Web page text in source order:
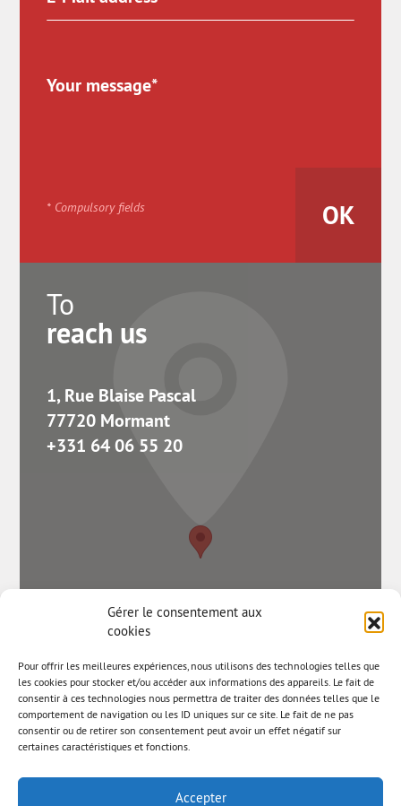
Gérer le consentement aux
cookies
Pour offrir les meilleures expériences, nous utilisons des technologies telles que
les cookies pour stocker et/ou accéder aux informations des appareils. Le fait de
consentir à ces technologies nous permettra de traiter des données telles que le
comportement de navigation ou les ID uniques sur ce site. Le fait de ne pas
consentir ou de retirer son consentement peut avoir un effet négatif sur
certaines caractéristiques et fonctions.
Accepter
* Compulsory fields
To
reach us
1, Rue Blaise Pascal
77720 Mormant
+331 64 06 55 20